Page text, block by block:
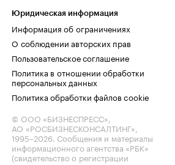
Юридическая информация
Информация об ограничениях
О соблюдении авторских прав
Пользовательское соглашение
Политика в отношении обработки
персональных данных
Политика обработки файлов cookie
© ООО «БИЗНЕСПРЕСС»,
АО «РОСБИЗНЕСКОНСАЛТИНГ»,
1995–2026. Сообщения и материалы
информационного агентства «РБК»
(свидетельство о регистрации